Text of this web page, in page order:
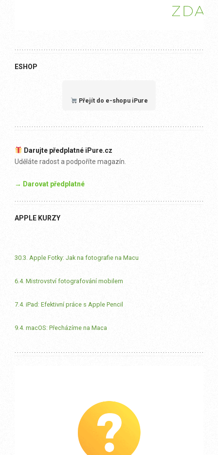
ESHOP
Přejít do e-shopu iPure
Darujte předplatné iPure.cz
Uděláte radost a podpoříte magazín.
→ Darovat předplatné
APPLE KURZY
30.3. Apple Fotky: Jak na fotografie na Macu
6.4. Mistrovství fotografování mobilem
7.4. iPad: Efektivní práce s Apple Pencil
9.4. macOS: Přecházíme na Maca